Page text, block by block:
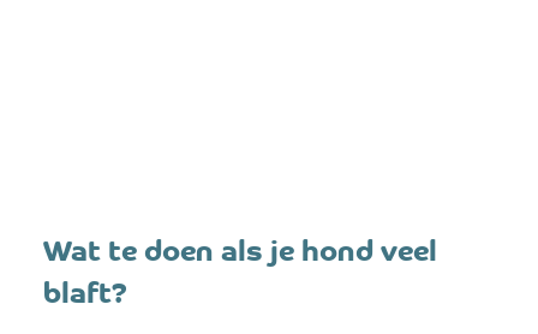
Wat te doen als je hond veel
blaft?